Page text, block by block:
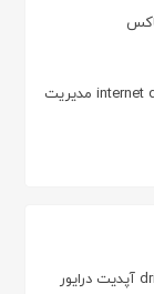
دانلود internet download manager (IDM) 6.42.61 Retail مدیریت
دانلود drivermax Pro 16.17.0.16 + Portable آپديت درايور